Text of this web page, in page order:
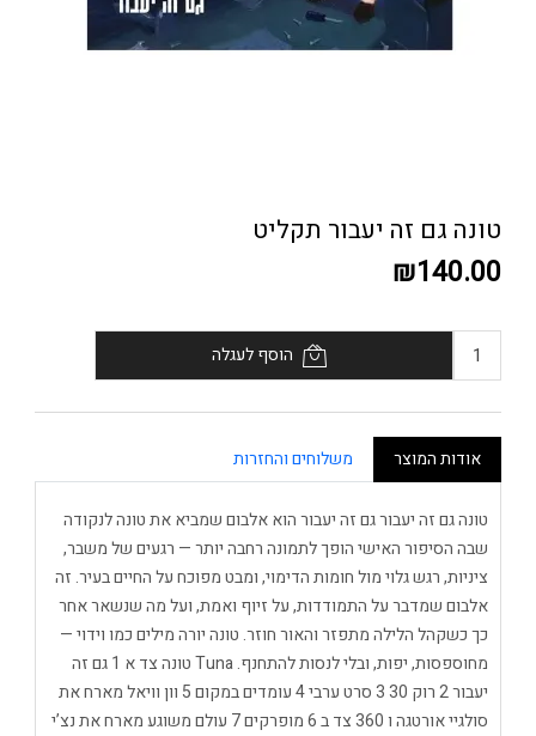
טונה גם זה יעבור תקליט
₪140.00
הוסף לעגלה
אודות המוצר משלוחים והחזרות
טונה גם זה יעבור גם זה יעבור הוא אלבום שמביא את טונה לנקודה
שבה הסיפור האישי הופך לתמונה רחבה יותר — רגעים של משבר,
ציניות, רגש גלוי מול חומות הדימוי, ומבט מפוכח על החיים בעיר. זה
אלבום שמדבר על התמודדות, על זיוף ואמת, ועל מה שנשאר אחר
כך כשקהל הלילה מתפזר והאור חוזר. טונה יורה מילים כמו וידוי —
מחוספסות, יפות, ובלי לנסות להתחנף. Tuna טונה צד א 1 גם זה
יעבור 2 רוק 30 3 סרט ערבי 4 עומדים במקום 5 וון וויאל מארח את
סולגיי אורטגה ו 360 צד ב 6 מופרקים 7 עולם משוגע מארח את נצ’י